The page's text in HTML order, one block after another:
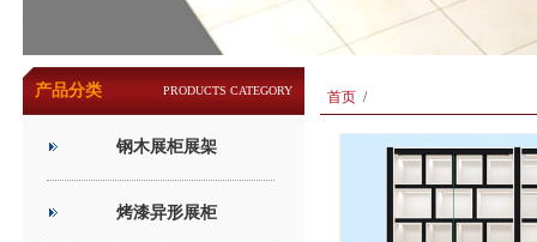
PRODUCTS CATEGORY
产品分类
钢木展柜展架
烤漆异形展柜
首页 /